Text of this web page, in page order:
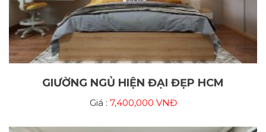
GIƯỜNG NGỦ HIỆN ĐẠI ĐẸP HCM
Giá : 7,400,000 VNĐ